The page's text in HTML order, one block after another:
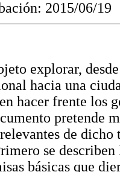
2015/06/19
explorar,
hacia una
hacer frente los
pretende
de
se
básicas que